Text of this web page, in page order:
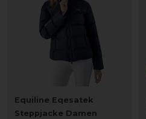
Equiline Eqesatek
Steppjacke Damen